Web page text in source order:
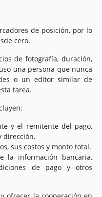
de posición, por lo
cero.
de fotografía, duración,
una persona que nunca
o un editor similar de
tarea.
y el remitente del pago,
dirección.
sus costos y monto total.
la información bancaria,
de pago y otros